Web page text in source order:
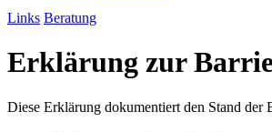
Links Beratung
Erklärung zur
Diese Erklärung dokumentiert den Stand der